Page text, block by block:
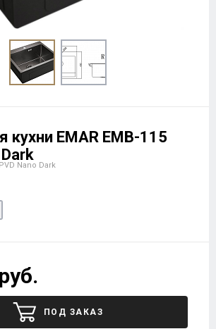
кухни EMAR EMB-115
Nano Dark
ПОД ЗАКАЗ